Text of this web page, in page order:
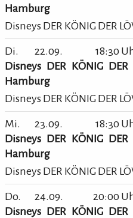
Hamburg
Disneys DER KÖNIG DER
Di. 22.09.
18:30
Disneys DER KÖNIG
Hamburg
Disneys DER KÖNIG DER
Mi. 23.09.
18:30
Disneys DER KÖNIG
Hamburg
Disneys DER KÖNIG DER
Do. 24.09.
20:00
Disneys DER KÖNIG